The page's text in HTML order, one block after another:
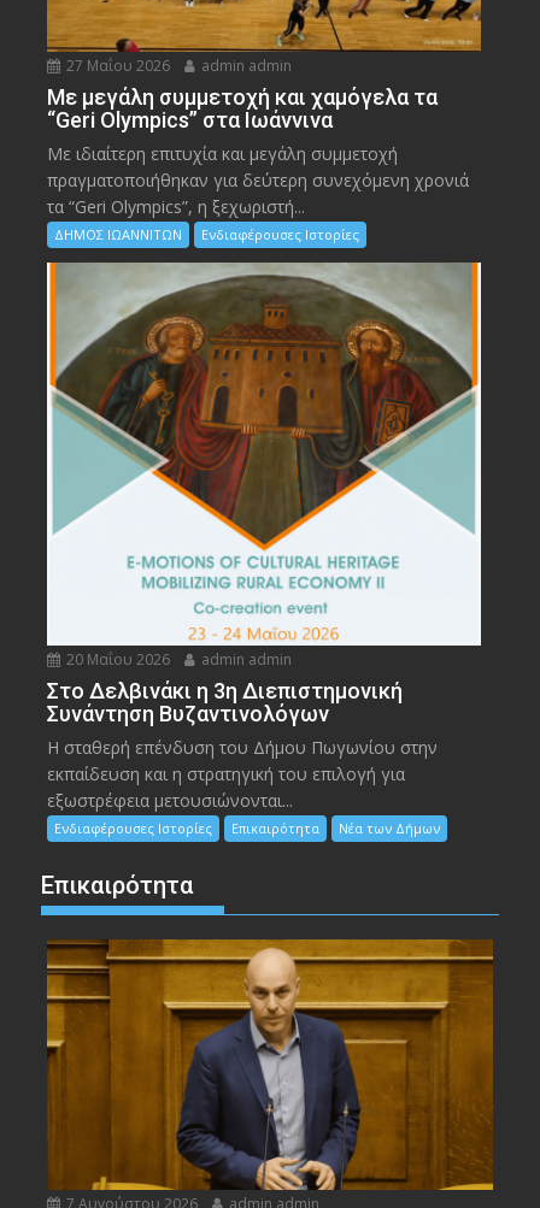
27 Μαΐου 2026 admin admin
Με μεγάλη συμμετοχή και χαμόγελα τα
“Geri Olympics” στα Ιωάννινα
Με ιδιαίτερη επιτυχία και μεγάλη συμμετοχή
πραγματοποιήθηκαν για δεύτερη συνεχόμενη χρονιά
τα “Geri Olympics”, η ξεχωριστή...
ΔΗΜΟΣ ΙΩΑΝΝΙΤΩΝ Ενδιαφέρουσες Ιστορίες
20 Μαΐου 2026 admin admin
Στο Δελβινάκι η 3η Διεπιστημονική
Συνάντηση Βυζαντινολόγων
Η σταθερή επένδυση του Δήμου Πωγωνίου στην
εκπαίδευση και η στρατηγική του επιλογή για
εξωστρέφεια μετουσιώνονται...
Ενδιαφέρουσες Ιστορίες Επικαιρότητα Νέα των Δήμων
Επικαιρότητα
7 Αυγούστου 2026 admin admin